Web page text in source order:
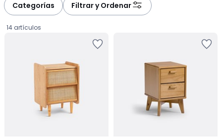
Categorías Filtrar y Ordenar
14 artículos